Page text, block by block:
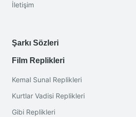
İletişim
Şarkı Sözleri
Film Replikleri
Kemal Sunal Replikleri
Kurtlar Vadisi Replikleri
Gibi Replikleri